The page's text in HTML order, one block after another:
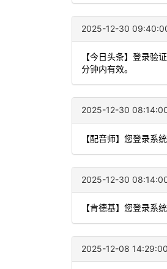
2025-12-30
【今日头条】登录验
分钟内有效。
2025-12-30
【配音师】您登录系
2025-12-30
【肯德基】您登录系
2025-12-08 14:29:00